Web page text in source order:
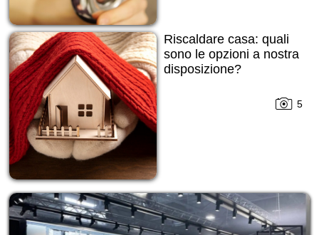
Riscaldare casa: quali
sono le opzioni a nostra
disposizione?
5